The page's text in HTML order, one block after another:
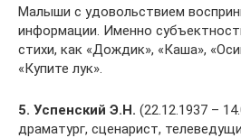
Малыши с удовольствием
информации. Именно
стихи, как «Дождик», «Каша»,
«Купите лук».
5. Успенский Э.Н. (22.12.1937 –
драматург, сценарист,